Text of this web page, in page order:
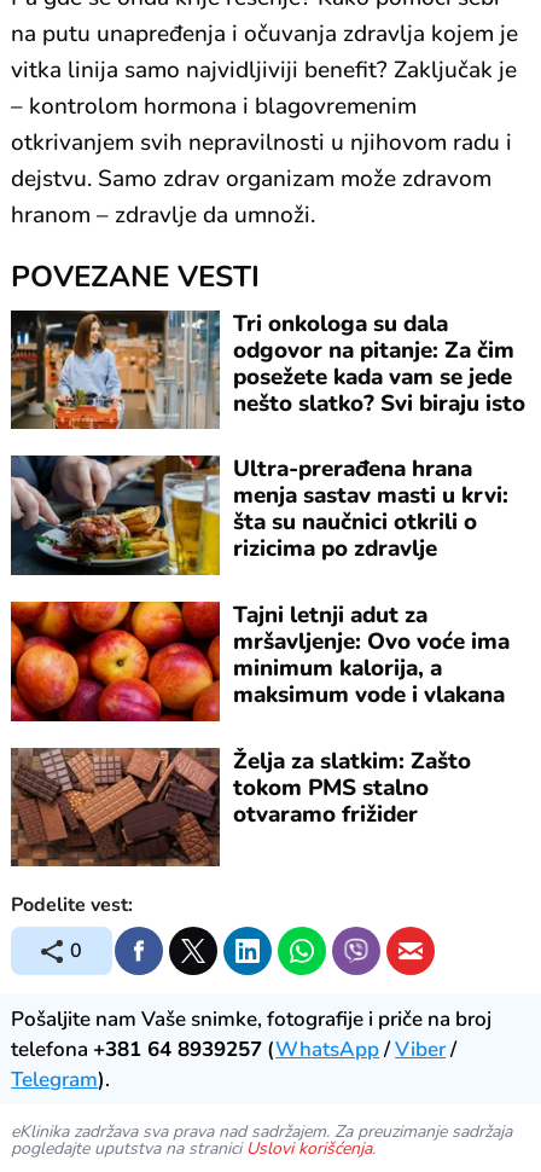
na putu unapređenja i očuvanja zdravlja kojem je
vitka linija samo najvidljiviji benefit? Zaključak je
– kontrolom hormona i blagovremenim
otkrivanjem svih nepravilnosti u njihovom radu i
dejstvu. Samo zdrav organizam može zdravom
hranom – zdravlje da umnoži.
POVEZANE VESTI
Tri onkologa su dala
odgovor na pitanje: Za čim
posežete kada vam se jede
nešto slatko? Svi biraju isto
Ultra-prerađena hrana
menja sastav masti u krvi:
šta su naučnici otkrili o
rizicima po zdravlje
Tajni letnji adut za
mršavljenje: Ovo voće ima
minimum kalorija, a
maksimum vode i vlakana
Želja za slatkim: Zašto
tokom PMS stalno
otvaramo frižider
Podelite vest:
0
Pošaljite nam Vaše snimke, fotografije i priče na broj
telefona +381 64 8939257 (WhatsApp/Viber/
Telegram).
eKlinika zadržava sva prava nad sadržajem. Za preuzimanje sadržaja
pogledajte uputstva na stranici Uslovi korišćenja.